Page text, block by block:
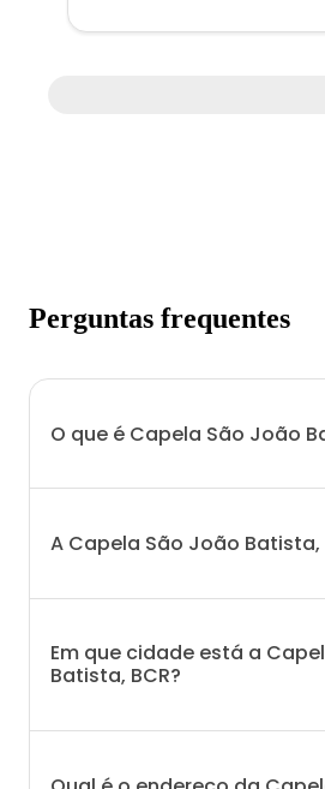
Perguntas frequentes
O que é Capela São João
A Capela São João Batista,
Em que cidade está a
Batista, BCR?